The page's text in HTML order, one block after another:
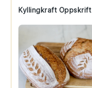
Kyllingkraft Oppskrift